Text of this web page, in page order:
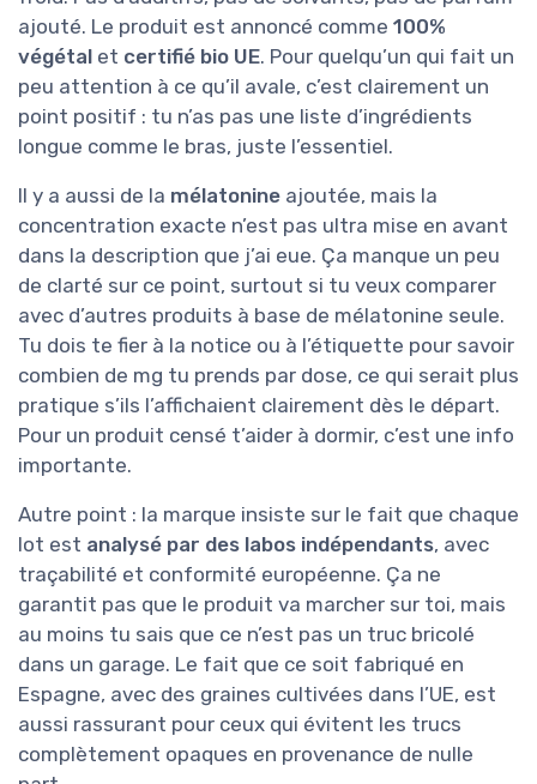
ajouté. Le produit est annoncé comme 100%
végétal et certifié bio UE. Pour quelqu’un qui fait un
peu attention à ce qu’il avale, c’est clairement un
point positif : tu n’as pas une liste d’ingrédients
longue comme le bras, juste l’essentiel.
Il y a aussi de la mélatonine ajoutée, mais la
concentration exacte n’est pas ultra mise en avant
dans la description que j’ai eue. Ça manque un peu
de clarté sur ce point, surtout si tu veux comparer
avec d’autres produits à base de mélatonine seule.
Tu dois te fier à la notice ou à l’étiquette pour savoir
combien de mg tu prends par dose, ce qui serait plus
pratique s’ils l’affichaient clairement dès le départ.
Pour un produit censé t’aider à dormir, c’est une info
importante.
Autre point : la marque insiste sur le fait que chaque
lot est analysé par des labos indépendants, avec
traçabilité et conformité européenne. Ça ne
garantit pas que le produit va marcher sur toi, mais
au moins tu sais que ce n’est pas un truc bricolé
dans un garage. Le fait que ce soit fabriqué en
Espagne, avec des graines cultivées dans l’UE, est
aussi rassurant pour ceux qui évitent les trucs
complètement opaques en provenance de nulle